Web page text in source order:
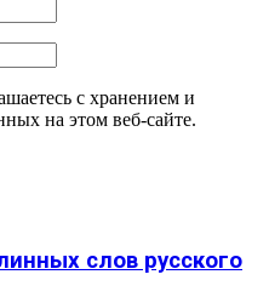
с хранением и
на этом веб-сайте.
слов русского